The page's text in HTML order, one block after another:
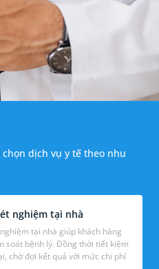
dịch vụ y tế theo nhu
nghiệm tại nhà
tại nhà giúp khách hàng
soát bệnh lý. Đồng thời tiết kiệm
phí